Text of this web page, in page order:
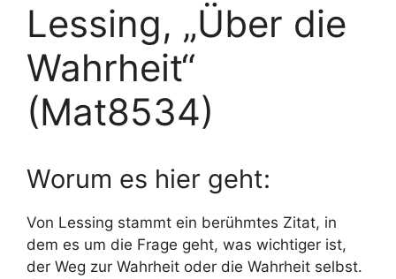
Lessing, „Über die
Wahrheit“
(Mat8534)
Worum es hier geht:
Von Lessing stammt ein berühmtes Zitat, in
dem es um die Frage geht, was wichtiger ist,
der Weg zur Wahrheit oder die Wahrheit selbst.